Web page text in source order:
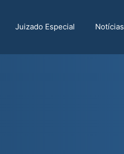
Juizado Especial Notícias